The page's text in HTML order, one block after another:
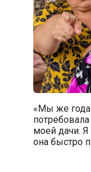
«Мы же
моей дачи. Я
она быстро